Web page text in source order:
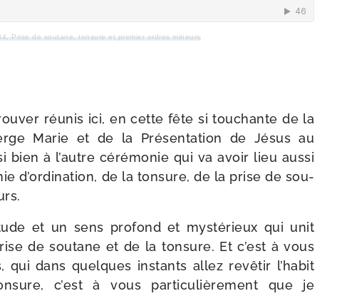
Prise de sou­tane, ton­sure et pre­mier ordres mineurs
réunis ici, en cette fête si tou­chante de la
Marie et de la Présentation de Jésus au
bien à l’autre céré­mo­nie qui va avoir lieu aus­si
d’ordination, de la ton­sure, de la prise de sou­
et un sens pro­fond et mys­té­rieux qui unit
de sou­tane et de la ton­sure. Et c’est à vous
qui dans quelques ins­tants allez revê­tir l’habit
c’est à vous par­ti­cu­liè­re­ment que je